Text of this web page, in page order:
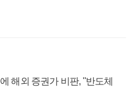
해외 증권가 비판, "반도체